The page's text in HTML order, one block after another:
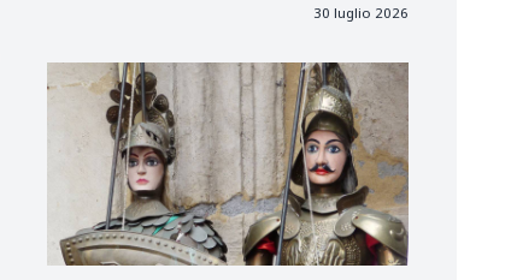
30 luglio 2026